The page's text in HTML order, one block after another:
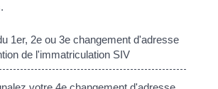
1er, 2e ou 3e changement d'adresse
de l'immatriculation SIV